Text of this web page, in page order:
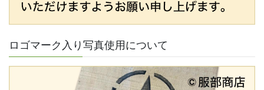
ロゴマーク入り写真使用について